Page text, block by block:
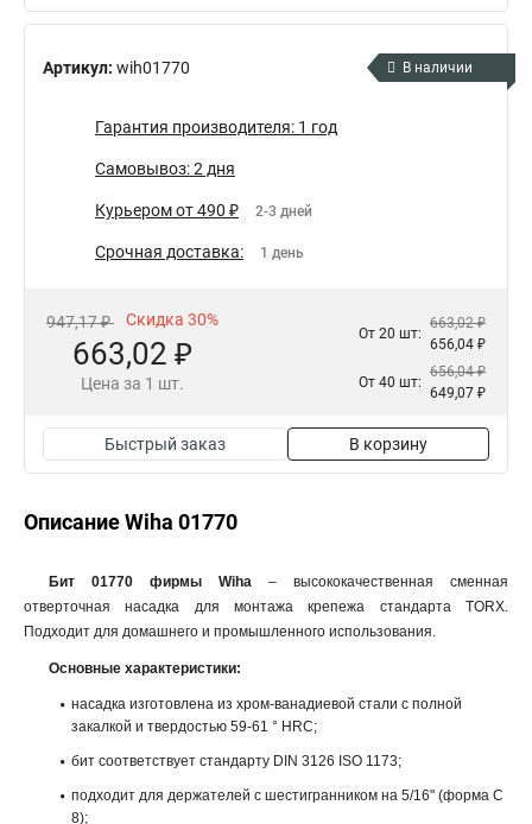
Артикул: wih01770 В наличии
Гарантия производителя: 1 год
Самовывоз: 2 дня
Курьером от 490 ₽ 2-3 дней
Срочная доставка: 1 день
947,17 ₽ Скидка 30%
663,02 ₽
Цена за 1 шт.
От 20 шт:
663,02 ₽
656,04 ₽
От 40 шт:
656,04 ₽
649,07 ₽
Быстрый заказ В корзину
Описание Wiha 01770
Бит 01770 фирмы Wiha – высококачественная сменная
отверточная насадка для монтажа крепежа стандарта TORX.
Подходит для домашнего и промышленного использования.
Основные характеристики:
насадка изготовлена из хром-ванадиевой стали с полной
закалкой и твердостью 59-61 ° HRC;
бит соответствует стандарту DIN 3126 ISO 1173;
подходит для держателей с шестигранником на 5/16" (форма С
8);